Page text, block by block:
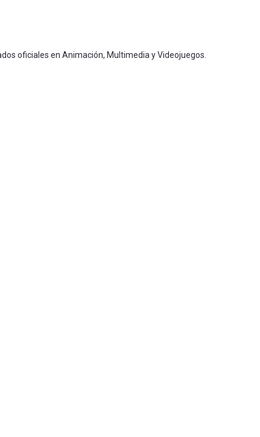
oficiales en Animación, Multimedia y Videojuegos.